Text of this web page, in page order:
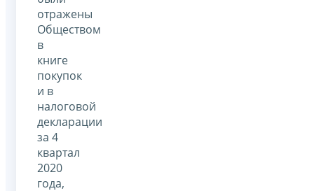
отражены
Обществом
в
книге
покупок
и в
налоговой
декларации
за 4
квартал
2020
года,